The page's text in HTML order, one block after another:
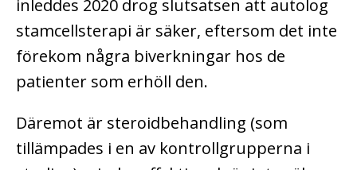
inleddes 2020 drog slutsatsen att autolog
stamcellsterapi är säker, eftersom det inte
förekom några biverkningar hos de
patienter som erhöll den.
Däremot är steroidbehandling (som
tillämpades i en av kontrollgrupperna i